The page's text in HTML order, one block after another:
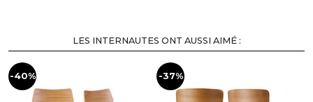
LES INTERNAUTES ONT AUSSI AIMÉ :
-40% -37%